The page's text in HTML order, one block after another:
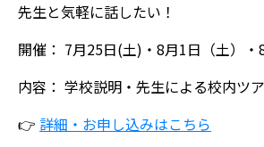
先生と気軽に話したい！
開催： 7月25日(土)・8月1日（土）
内容： 学校説明・先生による校内ツ
👉 詳細・お申し込みはこちら